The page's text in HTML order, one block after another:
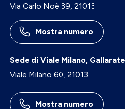
Via Carlo Noè 39, 21013
Mostra numero
Sede di Viale Milano, Gallarate
Viale Milano 60, 21013
Mostra numero